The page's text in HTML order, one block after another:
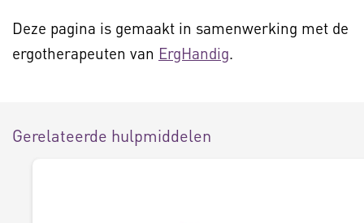
Deze pagina is gemaakt in samenwerking met de
ergotherapeuten van ErgHandig.
Gerelateerde hulpmiddelen